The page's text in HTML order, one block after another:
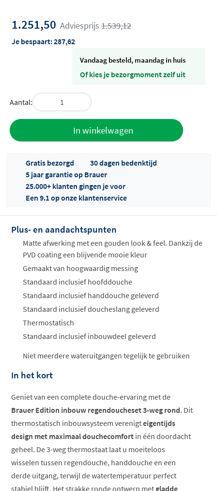
1.251,50 Adviesprijs 1.539,12
Je bespaart:287,62
vandaag besteld, maandag in huis
Of kies je bezorgmoment zelf uit
Aantal:
In winkelwagen
Offertes
ophalen...
Gratis bezorgd
30 dagen bedenktijd
5 jaar garantie op Brauer
25.000+ klanten gingen je voor
Een 9.1 op onze klantenservice
Plus- en aandachtspunten
Matte afwerking met een gouden look & feel. Dankzij de
PVD coating een blijvende mooie kleur
Gemaakt van hoogwaardig messing
Standaard inclusief hoofddouche
Standaard inclusief handdouche geleverd
Standaard inclusief doucheslang geleverd
Thermostatisch
Standaard inclusief inbouwdeel geleverd
Niet meerdere wateruitgangen tegelijk te gebruiken
In het kort
Geniet van een complete douche-ervaring met de
Brauer Edition inbouw regendoucheset 3-weg rond. Dit
thermostatisch inbouwsysteem verenigteigentijds
design met maximaal douchecomfort in één doordacht
geheel. De 3-weg thermostaat laat u moeiteloos
wisselen tussen regendouche, handdouche en een
derde uitgang, terwijl de watertemperatuur perfect
stabiel blijft. Het strakke ronde ontwerp met gladde